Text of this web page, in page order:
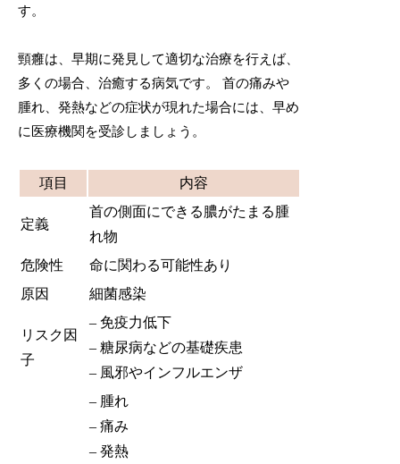
す。
頸癰は、早期に発見して適切な治療を行えば、
多くの場合、治癒する病気です。 首の痛みや
腫れ、発熱などの症状が現れた場合には、早め
に医療機関を受診しましょう。
項目 内容
定義
首の側面にできる膿がたまる腫
れ物
危険性
命に関わる可能性あり
原因
細菌感染
リスク因
子
– 免疫力低下
– 糖尿病などの基礎疾患
– 風邪やインフルエンザ
– 腫れ
– 痛み
– 発熱